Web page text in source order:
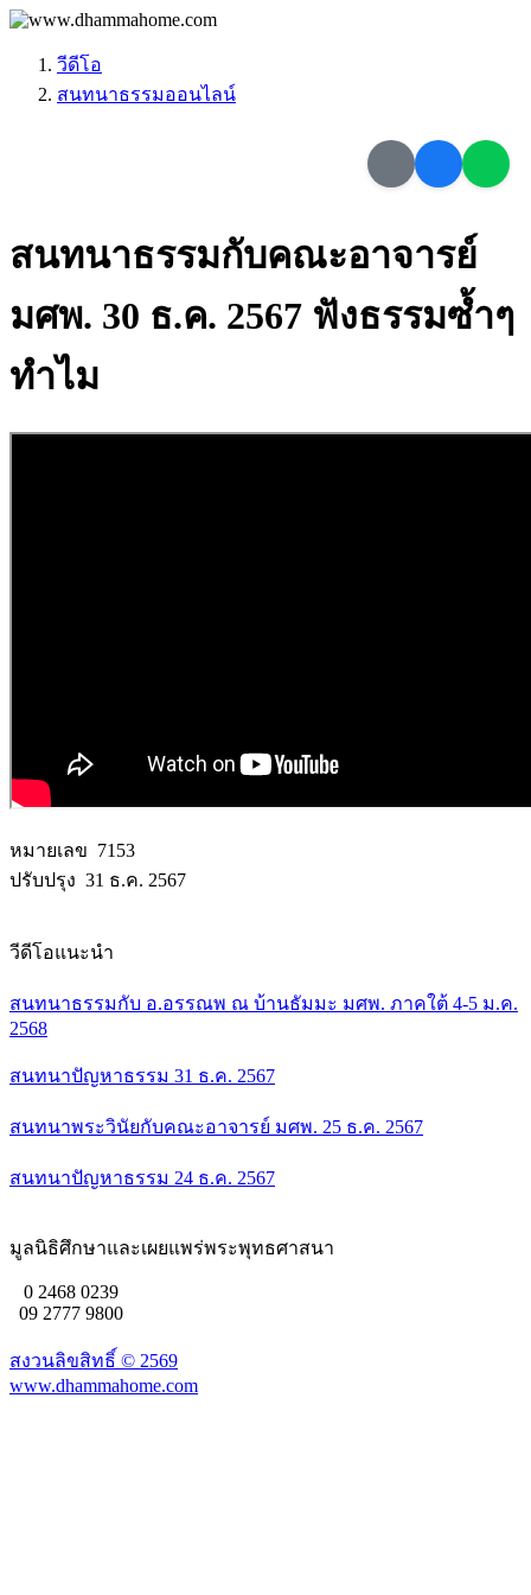
วีดีโอ
สนทนาธรรมออนไลน์
สนทนาธรรมกับคณะอาจารย์
มศพ. 30 ธ.ค. 2567 ฟังธรรมซ้ำๆ
ทำไม
หมายเลข 7153
ปรับปรุง 31 ธ.ค. 2567
วีดีโอแนะนำ
สนทนาธรรมกับ อ.อรรณพ ณ บ้านธัมมะ มศพ. ภาคใต้ 4-5 ม.ค.
2568
สนทนาปัญหาธรรม 31 ธ.ค. 2567
สนทนาพระวินัยกับคณะอาจารย์ มศพ. 25 ธ.ค. 2567
สนทนาปัญหาธรรม 24 ธ.ค. 2567
มูลนิธิศึกษาและเผยแพร่พระพุทธศาสนา
0 2468 0239
09 2777 9800
สงวนลิขสิทธิ์ © 2569
www.dhammahome.com